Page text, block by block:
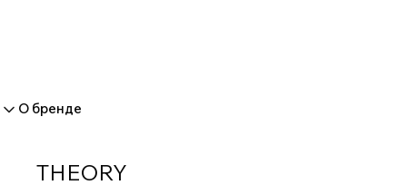
О бренде
THEORY